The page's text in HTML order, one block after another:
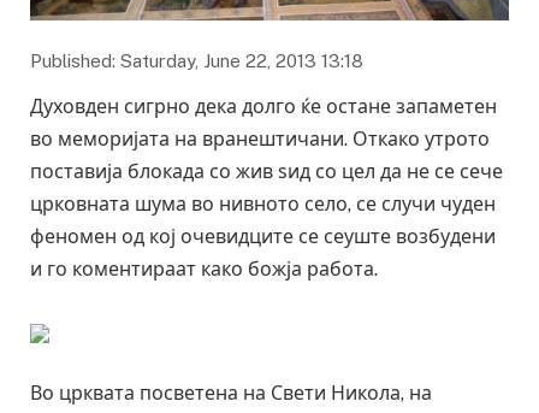
Published: Saturday, June 22, 2013 13:18
Духовден сигрно дека долго ќе остане запаметен
во меморијата на вранештичани. Откако утрото
поставија блокада со жив ѕид со цел да не се сече
црковната шума во нивното село, се случи чуден
феномен од кој очевидците се сеуште возбудени
и го коментираат како божја работа.
Во црквата посветена на Свети Никола, на